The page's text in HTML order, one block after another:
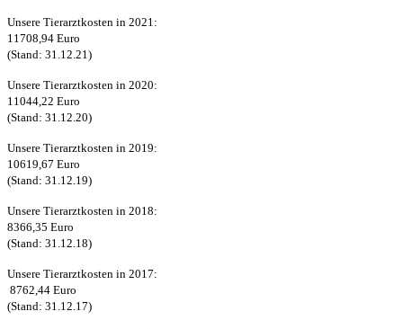
Unsere Tierarztkosten in 2021:
11708,94 Euro
(Stand: 31.12.21)
Unsere Tierarztkosten in 2020:
11044,22 Euro
(Stand: 31.12.20)
Unsere Tierarztkosten in 2019:
10619,67 Euro
(Stand: 31.12.19)
Unsere Tierarztkosten in 2018:
8366,35 Euro
(Stand: 31.12.18)
Unsere Tierarztkosten in 2017:
8762,44 Euro
(Stand: 31.12.17)